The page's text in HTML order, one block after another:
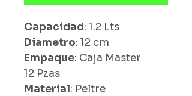
Capacidad: 1.2 Lts
Diametro: 12 cm
Empaque: Caja Master
12 Pzas
Material: Peltre